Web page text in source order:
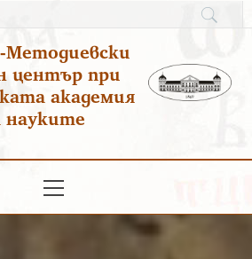
Методиевски
център при
академия
науките
меню